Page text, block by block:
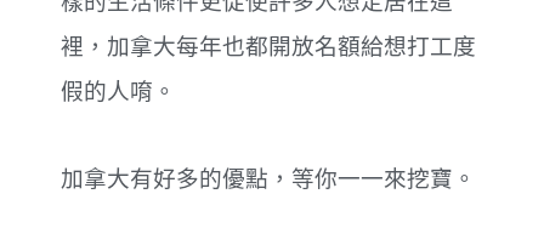
裡，加拿大每年也都開放名額給想打工度
假的人唷。
加拿大有好多的優點，等你一一來挖寶。